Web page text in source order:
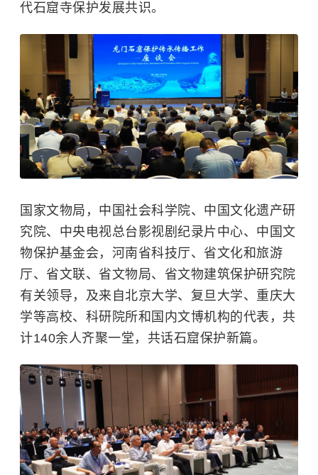
代石窟寺保护发展共识。
国家文物局， 中国社会科学院、中国文化遗产研
究院、中央电视总台影视剧纪录片中心、中国文
物保护基金会，河南省科技厅、省文化和旅游
厅、省文联、省文物局、省文物建筑保护研究院
有关领导，及来自 北京大学、 复旦大学、 重庆大
学等高校、科研院所和国内文博机构的代表，共
计140余人齐聚一堂，共话石窟保护新篇。